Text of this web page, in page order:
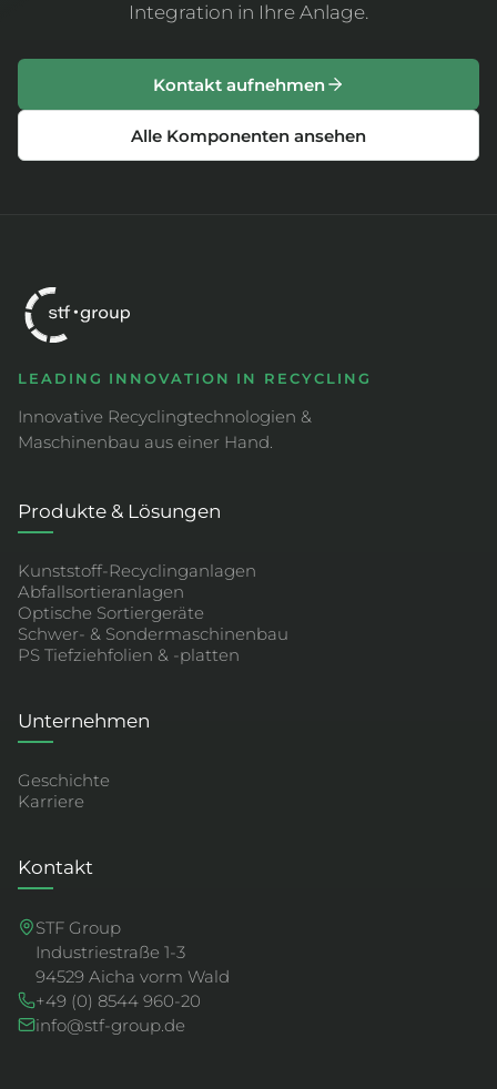
Integration in Ihre Anlage.
Kontakt aufnehmen
Alle Komponenten ansehen
LEADING INNOVATION IN RECYCLING
Innovative Recyclingtechnologien &
Maschinenbau aus einer Hand.
Produkte & Lösungen
Kunststoff-Recyclinganlagen
Abfallsortieranlagen
Optische Sortiergeräte
Schwer- & Sondermaschinenbau
PS Tiefziehfolien & -platten
Unternehmen
Geschichte
Karriere
Kontakt
STF Group
Industriestraße 1-3
94529 Aicha vorm Wald
+49 (0) 8544 960-20
info@stf-group.de